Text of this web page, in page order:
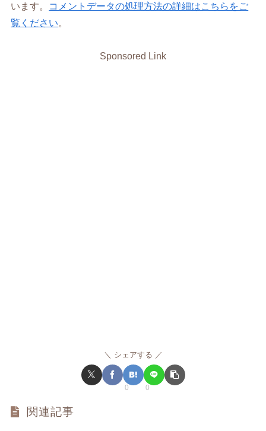
います。
コメントデータの処理方法の詳細はこちらをご
覧ください。
Sponsored Link
シェアする
0 0
関連記事